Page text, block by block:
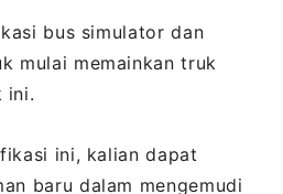
bus simulator dan
mulai memainkan truk
ini.
ini, kalian dapat
baru dalam mengemudi